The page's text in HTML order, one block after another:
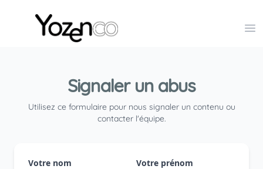
Yozenco - Organisateur de Salons, Evénements et
Signaler un abus
Utilisez ce formulaire pour nous signaler un contenu ou
contacter l'équipe.
Votre nom Votre prénom